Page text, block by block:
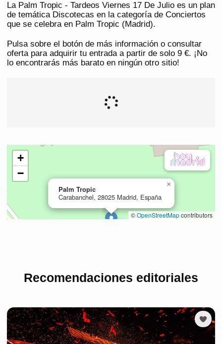
La Palm Tropic - Tardeos Viernes 17 De Julio es un plan
de temática Discotecas en la categoría de Conciertos
que se celebra en Palm Tropic (Madrid).
Pulsa sobre el botón de más información o consultar
oferta para adquirir tu entrada a partir de solo 9 €. ¡No
lo encontrarás más barato en ningún otro sitio!
Recomendaciones editoriales